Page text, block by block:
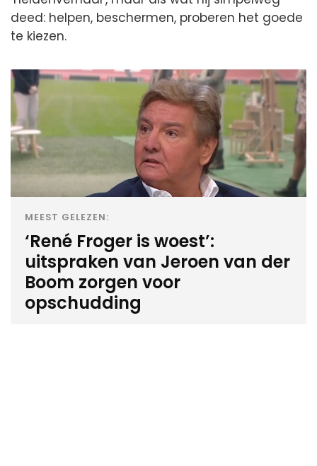
deed: helpen, beschermen, proberen het goede
te kiezen.
MEEST GELEZEN:
‘René Froger is woest’:
uitspraken van Jeroen van der
Boom zorgen voor
opschudding